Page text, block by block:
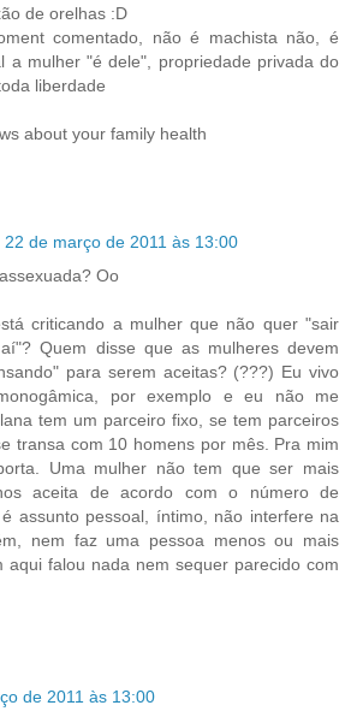
de orelhas :D
comentado, não é machista não, é
a mulher "é dele", propriedade privada do
liberdade
about your family health
22 de março de 2011 às 13:00
Oo
criticando a mulher que não quer "sair
Quem disse que as mulheres devem
para serem aceitas? (???) Eu vivo
por exemplo e eu não me
tem um parceiro fixo, se tem parceiros
transa com 10 homens por mês. Pra mim
Uma mulher não tem que ser mais
aceita de acordo com o número de
assunto pessoal, íntimo, não interfere na
nem faz uma pessoa menos ou mais
aqui falou nada nem sequer parecido com
de 2011 às 13:00